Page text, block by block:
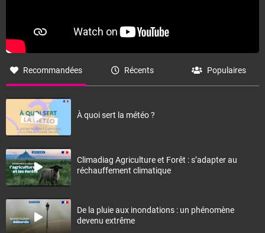
Recommandées Récents Populaires
À quoi sert la météo ?
Climadiag Agriculture et Forêt : s’adapter au
réchauffement climatique
De la pluie aux inondations : un phénomène
devenu extrême